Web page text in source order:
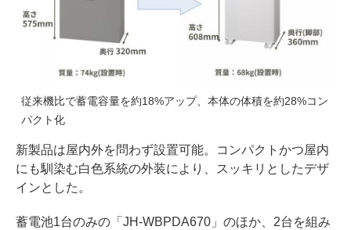
従来機比で蓄電容量を約18%アップ、本体の体積を約28%コン
パクト化
新製品は屋内外を問わず設置可能。コンパクトかつ屋内
にも馴染む白色系統の外装により、スッキリとしたデザ
インとした。
蓄電池1台のみの「JH-WBPDA670」のほか、2台を組み